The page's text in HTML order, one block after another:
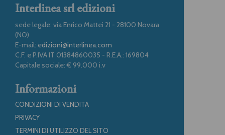
Interlinea srl edizioni
sede legale: via Enrico Mattei 21 - 28100 Novara
(NO)
E-mail: edizioni@interlinea.com
C.F. e P.IVA IT 01384860035 - R.E.A.: 169804
Capitale sociale: € 99.000 i.v
Informazioni
CONDIZIONI DI VENDITA
PRIVACY
TERMINI DI UTILIZZO DEL SITO